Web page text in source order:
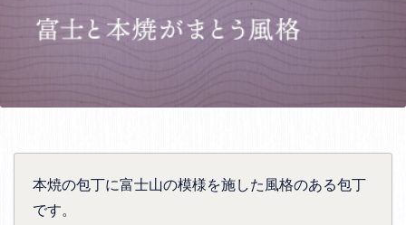
本焼の包丁に富士山の模様を施した風格のある包丁
です。